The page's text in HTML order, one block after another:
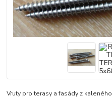
Vruty pro terasy a fasády z